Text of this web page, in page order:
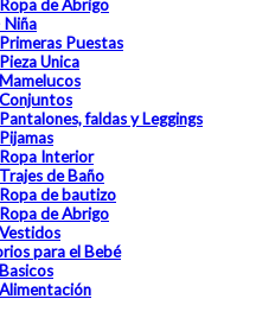
Ropa de Abrigo
Niña
Primeras Puestas
Pieza Unica
Mamelucos
Conjuntos
Pantalones, faldas y Leggings
Pijamas
Ropa Interior
Trajes de Baño
Ropa de bautizo
Ropa de Abrigo
Vestidos
para el Bebé
Basicos
Alimentación